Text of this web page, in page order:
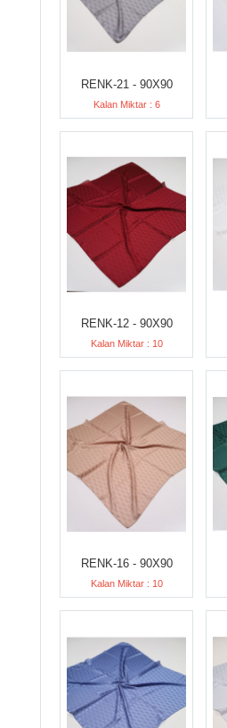
RENK-21 - 90X90
Kalan Miktar : 6
RENK-12 - 90X90
Kalan Miktar : 10
RENK-16 - 90X90
Kalan Miktar : 10